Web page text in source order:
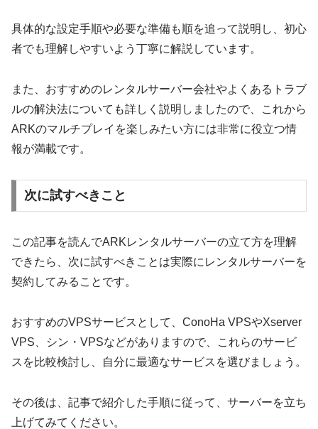
具体的な設定手順や必要な準備も順を追って説明し、初心
者でも理解しやすいよう丁寧に解説しています。
また、おすすめのレンタルサーバー会社やよくあるトラブ
ルの解決法についても詳しく説明しましたので、これから
ARKのマルチプレイを楽しみたい方には非常に役立つ情
報が満載です。
次に試すべきこと
この記事を読んでARKレンタルサーバーの立て方を理解
できたら、次に試すべきことは実際にレンタルサーバーを
契約してみることです。
おすすめのVPSサービスとして、ConoHa VPSやXserver
VPS、シン・VPSなどがありますので、これらのサービ
スを比較検討し、自分に最適なサービスを選びましょう。
その後は、記事で紹介した手順に従って、サーバーを立ち
上げてみてください。